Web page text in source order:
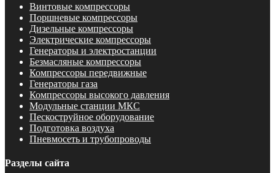
Винтовые компрессоры
Поршневые компрессоры
Дизельные компрессоры
Электрические компрессоры
Генераторы и электростанции
Безмасляные компрессоры
Компрессоры передвижные
Генераторы газа
Компрессоры высокого давления
Модульные станции МКС
Пескоструйное оборудование
Подготовка воздуха
Пневмосеть и трубопроводы
Разделы сайта